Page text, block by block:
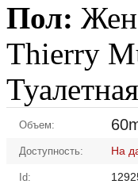
Пол:
Thierry
Объем:
Доступность: На
Id: